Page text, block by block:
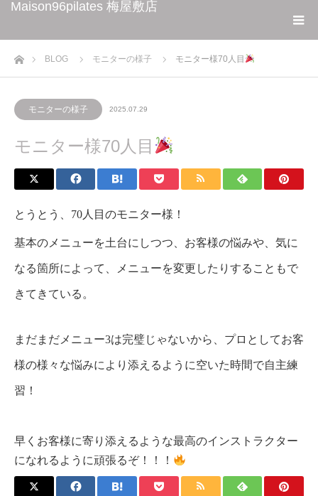
Maison96pilates 梅屋敷店
ホームBLOG モニターの様子 モニター様70人目
モニターの様子 2025.07.29
モニター様70人目
とうとう、70人目のモニター様！
基本のメニューを土台にしつつ、お客様の悩みや、気に
なる箇所によって、メニューを変更したりすることもで
きてきている。
まだまだメニュー3は完璧じゃないから、プロとしてお客
様の様々な悩みにより添えるように空いた時間で自主練
習！
早くお客様に寄り添えるような最高のインストラクター
になれるように頑張るぞ！！！